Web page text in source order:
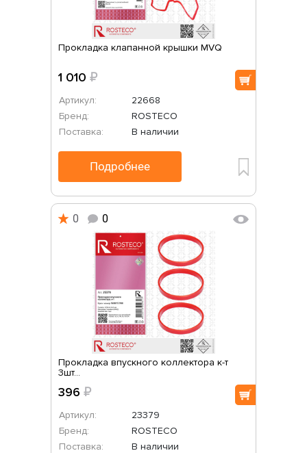
Прокладка клапанной крышки MVQ
1 010 ₽
Артикул:
22668
Бренд:
ROSTECO
Поставка:
В наличии
Подробнее
0 0
Прокладка впускного коллектора к-т
3шт...
396 ₽
Артикул:
23379
Бренд:
ROSTECO
Поставка:
В наличии